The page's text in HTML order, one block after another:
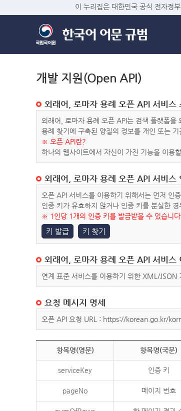
이 누리집은 대한민국 공식 전자정
개발 지원(Open API)
외래어, 로마자 용례 오픈 API 서비스
외래어, 로마자 용례 오픈 API는 검색 플랫폼을
용례 찾기에 구축된 양질의 정보를 개인 또는
※ 오픈 API란?
하나의 웹사이트에서 자신이 가진 기능을 이용
외래어, 로마자 용례 오픈 API 서비스
오픈 API 서비스를 이용하기 위해서는 먼저 인
인증 키가 유효하지 않거나 인증 키를 분실한
※ 1인당 1개의 인증 키를 발급받을 수 있습니다.
키 발급 키 찾기
외래어, 로마자 용례 오픈 API 서비스
연계 표준 서비스를 이용하기 위한 XML/JSON
요청 메시지 명세
오픈 API 요청 URL : https://korean.go.kr/
항목명(영문) 항목명(국문)
serviceKey 인증 키
pageNo 페이지 번호